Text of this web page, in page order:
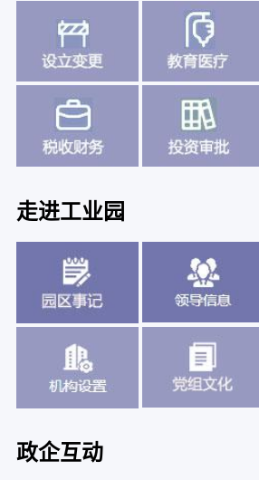
走进工业园
政企互动